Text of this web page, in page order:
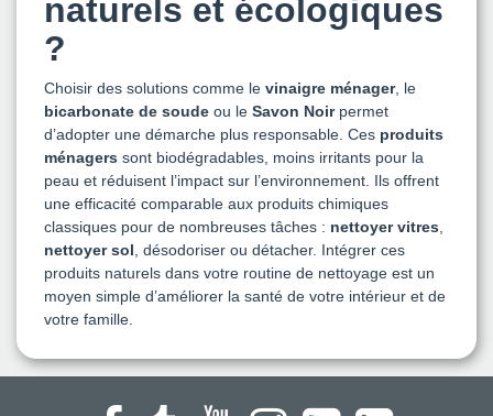
naturels et écologiques
?
Choisir des solutions comme le vinaigre ménager, le
bicarbonate de soude ou le Savon Noirpermet
d’adopter une démarche plus responsable. Ces produits
ménagers sont biodégradables, moins irritants pour la
peau et réduisent l’impact sur l’environnement. Ils offrent
une efficacité comparable aux produits chimiques
classiques pour de nombreuses tâches : nettoyer vitres,
nettoyer sol, désodoriser ou détacher. Intégrer ces
produits naturels dans votre routine de nettoyage est un
moyen simple d’améliorer la santé de votre intérieur et de
votre famille.